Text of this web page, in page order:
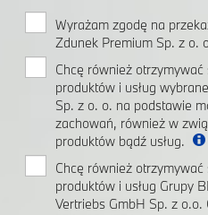
Wyrażam zgodę na
Zdunek Premium Sp. z o.
Chcę również
produktów i usług
Sp. z o. o. na podstawie
zachowań, również w
produktów bądź usług.
Chcę również
produktów i usług Grupy
Vertriebs GmbH Sp. z o.o.